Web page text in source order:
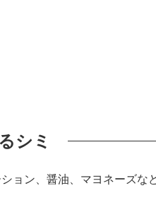
シミ
ョン、醤油、マヨネーズな